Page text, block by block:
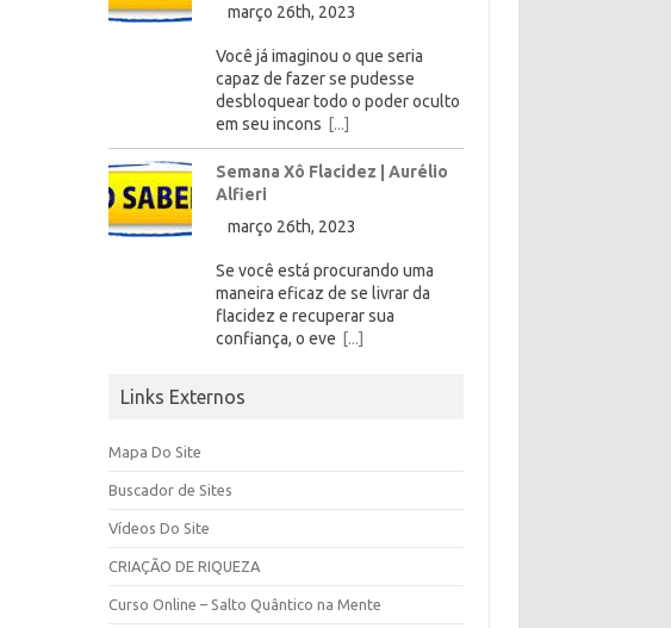
março 26th, 2023
Você já imaginou o que seria
capaz de fazer se pudesse
desbloquear todo o poder oculto
em seu incons [...]
Semana Xô Flacidez | Aurélio
Alfieri
março 26th, 2023
Se você está procurando uma
maneira eficaz de se livrar da
flacidez e recuperar sua
confiança, o eve [...]
Links Externos
Mapa Do Site
Buscador de Sites
Vídeos Do Site
CRIAÇÃO DE RIQUEZA
Curso Online – Salto Quântico na Mente